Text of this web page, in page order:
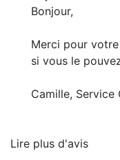
Bonjour,
Merci pour
si vous le
Camille, Service
Lire plus d'avis